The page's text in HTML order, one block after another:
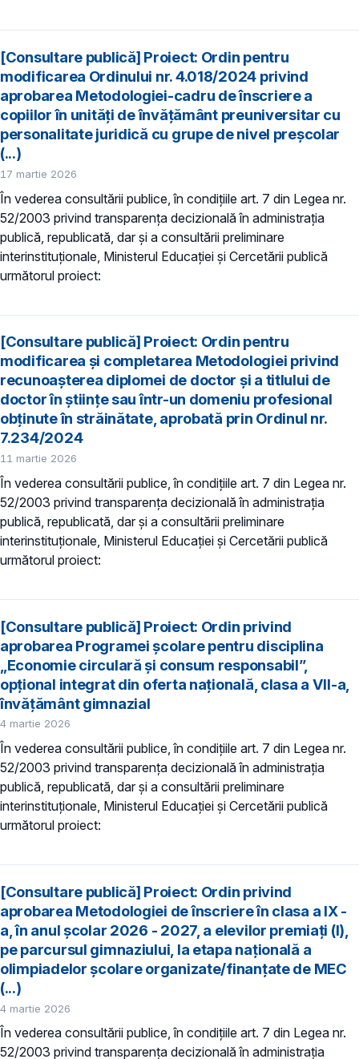
[Consultare publică] Proiect: Ordin pentru
modificarea Ordinului nr. 4.018/2024 privind
aprobarea Metodologiei-cadru de înscriere a
copiilor în unități de învățământ preuniversitar cu
personalitate juridică cu grupe de nivel preșcolar
(...)
17 martie 2026
În vederea consultării publice, în condiţiile art. 7 din Legea nr.
52/2003 privind transparenţa decizională în administraţia
publică, republicată, dar și a consultării preliminare
interinstituționale, Ministerul Educaţiei și Cercetării publică
următorul proiect:
[Consultare publică] Proiect: Ordin pentru
modificarea și completarea Metodologiei privind
recunoașterea diplomei de doctor și a titlului de
doctor în științe sau într-un domeniu profesional
obținute în străinătate, aprobată prin Ordinul nr.
7.234/2024
11 martie 2026
În vederea consultării publice, în condiţiile art. 7 din Legea nr.
52/2003 privind transparenţa decizională în administraţia
publică, republicată, dar și a consultării preliminare
interinstituționale, Ministerul Educaţiei și Cercetării publică
următorul proiect:
[Consultare publică] Proiect: Ordin privind
aprobarea Programei școlare pentru disciplina
„Economie circulară și consum responsabil”,
opțional integrat din oferta națională, clasa a VII-a,
învățământ gimnazial
4 martie 2026
În vederea consultării publice, în condiţiile art. 7 din Legea nr.
52/2003 privind transparenţa decizională în administraţia
publică, republicată, dar și a consultării preliminare
interinstituționale, Ministerul Educaţiei și Cercetării publică
următorul proiect:
[Consultare publică] Proiect: Ordin privind
aprobarea Metodologiei de înscriere în clasa a IX -
a, în anul școlar 2026 - 2027, a elevilor premiați (I),
pe parcursul gimnaziului, la etapa națională a
olimpiadelor școlare organizate/finanțate de MEC
(...)
4 martie 2026
În vederea consultării publice, în condiţiile art. 7 din Legea nr.
52/2003 privind transparenţa decizională în administraţia